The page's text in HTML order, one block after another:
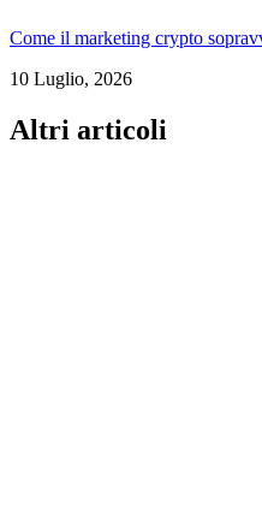
Come il marketing crypto
10 Luglio, 2026
Altri articoli